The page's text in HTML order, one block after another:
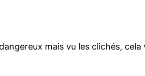
mais vu les clichés, cela